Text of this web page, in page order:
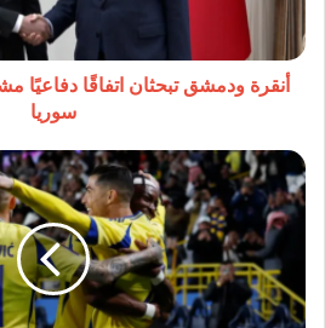
الإعمار
في
سوريا
أنقرة ودمشق تبحثان اتفاقًا دفاعيًا
سوريا
خمسة
أندية
تحجز
مقاعدها
ثمن
نهائي